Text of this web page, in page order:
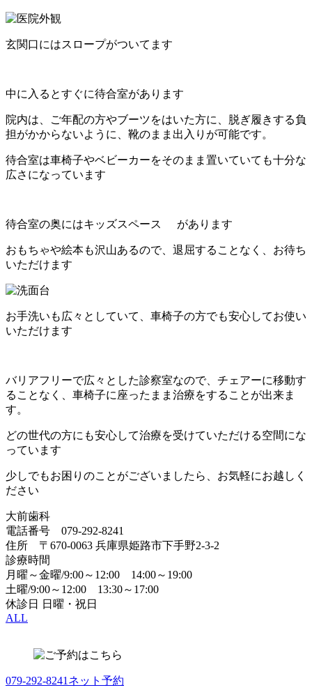
玄関口にはスロープがついてます
中に入るとすぐに待合室があります
院内は、ご年配の方やブーツをはいた方に、脱ぎ履きする負
担がかからないように、靴のまま出入りが可能です。
待合室は車椅子やベビーカーをそのまま置いていても十分な
広さになっています
待合室の奥にはキッズスペース があります
おもちゃや絵本も沢山あるので、退屈することなく、お待ち
いただけます
お手洗いも広々としていて、車椅子の方でも安心してお使い
いただけます
バリアフリーで広々とした診察室なので、チェアーに移動す
ることなく、車椅子に座ったまま治療をすることが出来ま
す。
どの世代の方にも安心して治療を受けていただける空間にな
っています
少しでもお困りのことがございましたら、お気軽にお越しく
ださい
大前歯科
電話番号 079-292-8241
住所 〒670-0063 兵庫県姫路市下手野2-3-2
診療時間
月曜～金曜/9:00～12:00 14:00～19:00
土曜/9:00～12:00 13:30～17:00
休診日 日曜・祝日
ALL
079-292-8241 ネット予約